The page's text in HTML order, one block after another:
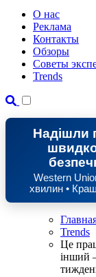
О нас
Реклама
Контакты
Обзоры
Советы
Trends
Надішли
Western
хвилин •
Trends
Це
інший